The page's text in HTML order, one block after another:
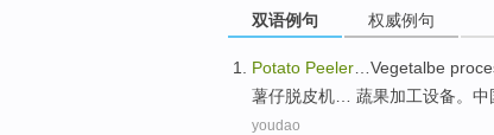
双语例句 权威例句
Potato Peeler Vegetalbe
薯仔脱皮机 蔬果加工设备。 中
youdao